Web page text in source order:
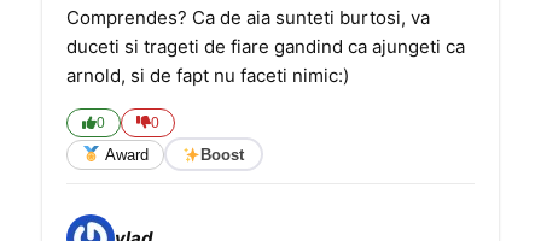
Comprendes? Ca de aia sunteti burtosi, va
duceti si trageti de fiare gandind ca ajungeti ca
arnold, si de fapt nu faceti nimic:)
0 0
Award Boost